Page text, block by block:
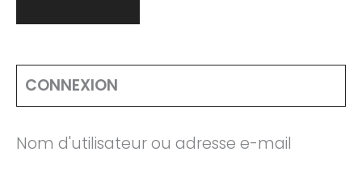
CONNEXION
Nom d'utilisateur ou adresse e-mail